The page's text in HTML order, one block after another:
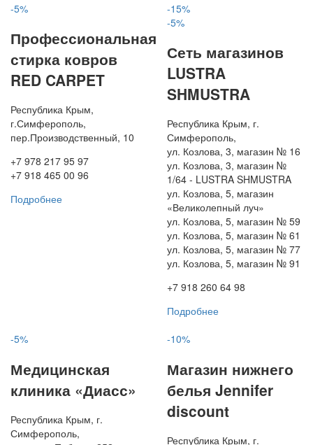
-5%
Профессиональная
стирка ковров
RED CARPET
Республика Крым,
г.Симферополь,
пер.Производственный, 10
+7 978 217 95 97
+7 918 465 00 96
Подробнее
-15%
-5%
Сеть магазинов
LUSTRA
SHMUSTRA
Республика Крым, г.
Симферополь,
ул. Козлова, 3, магазин № 16
ул. Козлова, 3, магазин №
1/64 - LUSTRA SHMUSTRA
ул. Козлова, 5, магазин
«Великолепный луч»
ул. Козлова, 5, магазин № 59
ул. Козлова, 5, магазин № 61
ул. Козлова, 5, магазин № 77
ул. Козлова, 5, магазин № 91
+7 918 260 64 98
Подробнее
-5%
Медицинская
клиника «Диасс»
Республика Крым, г.
Симферополь,
-10%
Магазин нижнего
белья Jennifer
discount
Республика Крым, г.